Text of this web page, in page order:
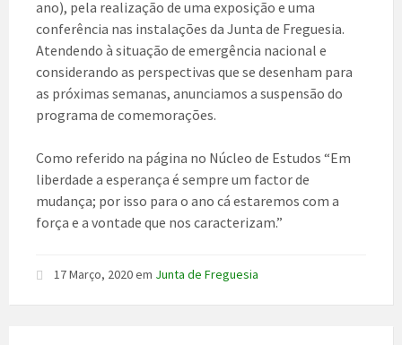
ano), pela realização de uma exposição e uma
conferência nas instalações da Junta de Freguesia.
Atendendo à situação de emergência nacional e
considerando as perspectivas que se desenham para
as próximas semanas, anunciamos a suspensão do
programa de comemorações.
Como referido na página no Núcleo de Estudos “Em
liberdade a esperança é sempre um factor de
mudança; por isso para o ano cá estaremos com a
força e a vontade que nos caracterizam.”
17 Março, 2020em Junta de Freguesia